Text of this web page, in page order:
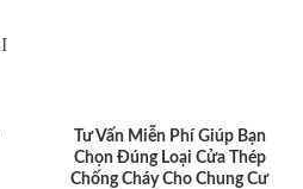
Tư Vấn Miễn Phí Giúp Bạn
Chọn Đúng Loại Cửa Thép
Chống Cháy Cho Chung Cư